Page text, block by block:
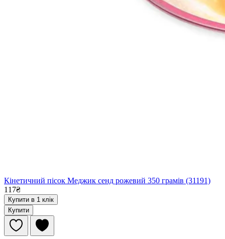
Кінетичний пісок Меджик сенд рожевий 350 грамів (31191)
117₴
Купити в 1 клік
Купити